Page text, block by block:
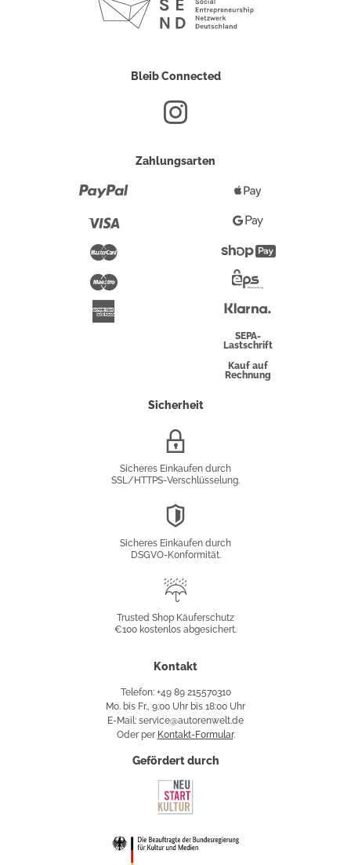
Bleib Connected
Zahlungsarten
Maestro
Pay
Google
Pay
Überweisung
SEPA-
Lastschrift
Kauf auf
Rechnung
Sicherheit
Sicheres Einkaufen durch
SSL/HTTPS-Verschlüsselung.
Sicheres Einkaufen durch
DSGVO-Konformität.
Käuferschutz
Trusted Shop Käuferschutz
€100 kostenlos abgesichert.
Kontakt
Telefon: +49 89 215570310
Mo. bis Fr., 9:00 Uhr bis 18:00 Uhr
E-Mail: service@autorenwelt.de
Oder per Kontakt-Formular.
Gefördert durch